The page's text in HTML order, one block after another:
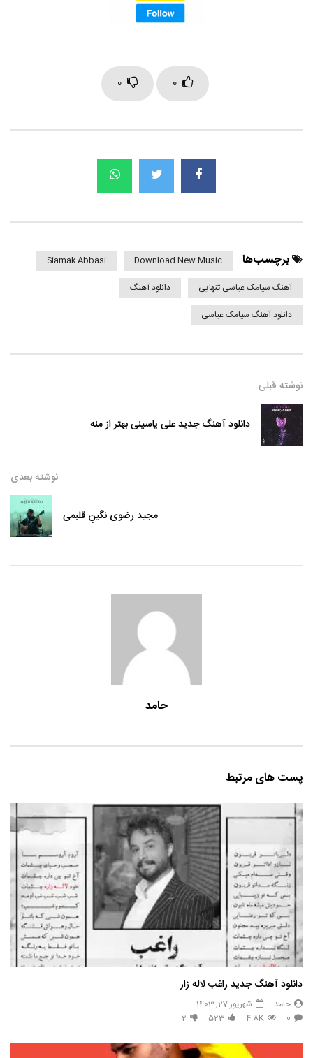
0
0
برچسب‌ها Download New Music
Siamak Abbasi
آهنگ سیامک عباسی تنهایی
دانلود آهنگ
دانلود آهنگ سیامک عباسی
نوشته قبلی
دانلود آهنگ جدید علی یاسینی بهتر از منه
نوشته بعدی
مجید رضوی نگینِ قلبمی
حامد
پست های مرتبط
دانلود آهنگ جدید راغب لاله زار
حامد
شهریور 27, 1403
0
4.8K
523
2